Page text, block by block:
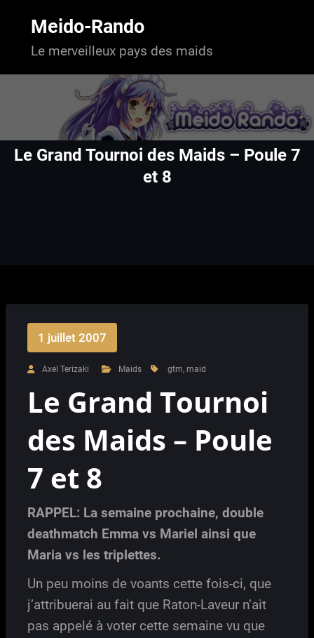
Meido-Rando
Le merveilleux pays des maids
Le Grand Tournoi des Maids – Poule 7
et 8
1 juillet 2007
Axel Terizaki Maids gtm, maid
Le Grand Tournoi
des Maids – Poule
7 et 8
RAPPEL: La semaine prochaine, double
deathmatch Emma vs Mariel ainsi que
Maria vs les triplettes.
Un peu moins de voants cette fois-ci, que
j’attribuerai au fait que Raton-Laveur n’ait
pas appelé à voter cette semaine vu que